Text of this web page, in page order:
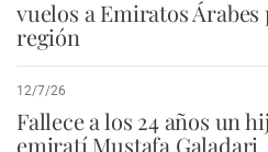
vuelos a Emiratos
región
12/7/26
Fallece a los 24 años un
emiratí Mustafa Galadari